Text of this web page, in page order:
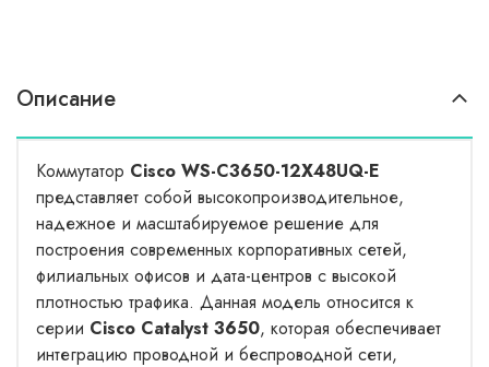
Описание
Коммутатор Cisco WS-C3650-12X48UQ-E
представляет собой высокопроизводительное,
надежное и масштабируемое решение для
построения современных корпоративных сетей,
филиальных офисов и дата-центров с высокой
плотностью трафика. Данная модель относится к
серии Cisco Catalyst 3650, которая обеспечивает
интеграцию проводной и беспроводной сети,